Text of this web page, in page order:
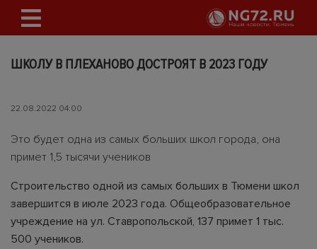
ШКОЛУ В ПЛЕХАНОВО ДОСТРОЯТ В 2023 ГОДУ
22.08.2022 04:00
Это будет одна из самых больших школ города, она
примет 1,5 тысячи учеников
Строительство одной из самых больших в Тюмени школ
завершится в июле 2023 года. Общеобразовательное
учреждение на ул. Ставропольской, 137 примет 1 тыс.
500 учеников.